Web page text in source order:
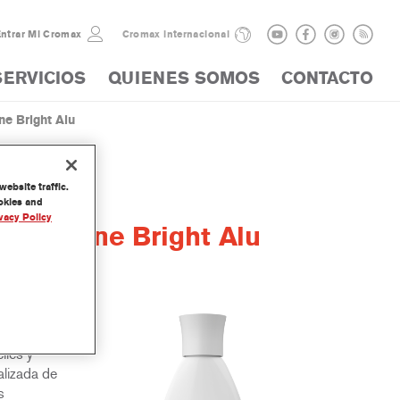
Mi Cromax Cromax internacional
QUIENES SOMOS CONTACTO
Bright Alu
Fine Bright Alu
y
de
traffic.
and
Policy